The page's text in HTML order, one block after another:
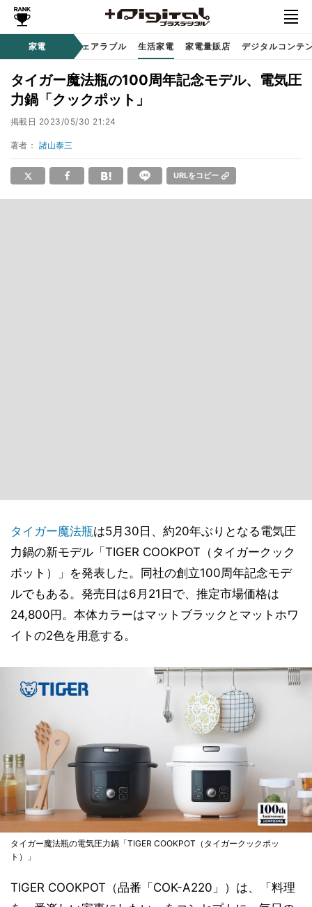
家電
ディオ 時計 / ウェアラブル 生活家電 家電量販店 デジタルコンテ
タイガー魔法瓶の100周年記念モデル、電気圧
力鍋「クックポット」
掲載日 2023/05/30 21:24
著者： 諸山泰三
URLをコピー
タイガー魔法瓶は5月30日、約20年ぶりとなる電気圧
力鍋の新モデル「TIGER COOKPOT（タイガークック
ポット）」を発表した。同社の創立100周年記念モデ
ルでもある。発売日は6月21日で、推定市場価格は
24,800円。本体カラーはマットブラックとマットホワ
イトの2色を用意する。
タイガー魔法瓶の電気圧力鍋「TIGER COOKPOT（タイガークックポッ
ト）」
TIGER COOKPOT（品番「COK-A220」）は、「料理